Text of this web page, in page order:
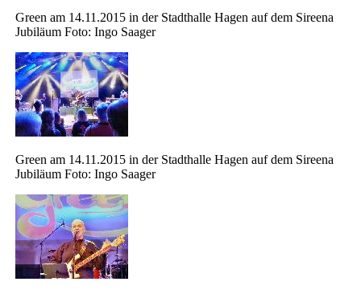
Green am 14.11.2015 in der Stadthalle Hagen auf dem Sireena
Jubiläum Foto: Ingo Saager
Green am 14.11.2015 in der Stadthalle Hagen auf dem Sireena
Jubiläum Foto: Ingo Saager